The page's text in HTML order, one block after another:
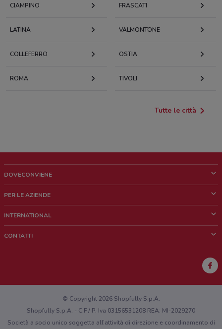
CIAMPINO FRASCATI
LATINA VALMONTONE
COLLEFERRO OSTIA
ROMA TIVOLI
Tutte le città
DOVECONVIENE
Chi siamo
Lavora con noi
PER LE AZIENDE
Richieste commerciali e marketing
INTERNATIONAL
CONTATTI
Hai un malfunzionamento sul web o sull'app?
© Copyright 2026 Shopfully S.p.A.
Shopfully S.p.A. - C.F / P. Iva 03156531208 REA: MI-2029270
Società a socio unico soggetta all’attività di direzione e coordinamento di